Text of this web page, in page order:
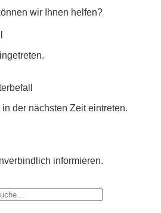
wir Ihnen helfen?
der nächsten Zeit eintreten.
informieren.